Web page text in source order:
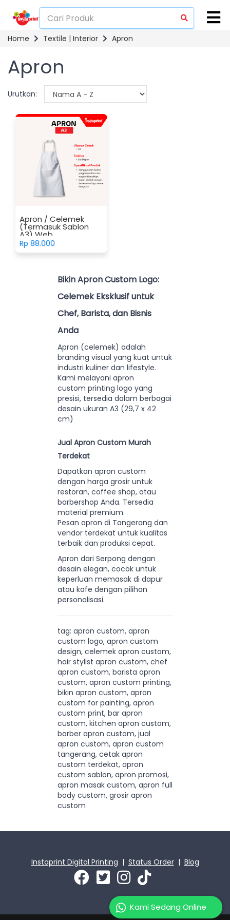
Home Textile | Interior Apron
Apron
Urutkan:
Apron / Celemek
(Termasuk Sablon
A3) Web
Rp 88.000
Bikin Apron Custom Logo:
Celemek Eksklusif untuk
Chef, Barista, dan Bisnis
Anda
Apron (celemek) adalah
branding visual yang kuat untuk
industri kuliner dan lifestyle.
Kami melayani apron
custom printing logo yang
presisi, tersedia dalam berbagai
desain ukuran A3 (29,7 x 42
cm)
Jual Apron Custom Murah
Terdekat
Dapatkan apron custom
dengan harga grosir untuk
restoran, coffee shop, atau
barbershop Anda. Tersedia
material premium.
Pesan apron di Tangerang dan
vendor terdekat untuk kualitas
terbaik dan produksi cepat.
Apron dari Serpong dengan
desain elegan, cocok untuk
keperluan memasak di dapur
atau kafe dengan pilihan
personalisasi.
tag: apron custom, apron
custom logo, apron custom
design, celemek apron custom,
hair stylist apron custom, chef
apron custom, barista apron
custom, apron custom printing,
bikin apron custom, apron
custom for painting, apron
custom print, bar apron
custom, kitchen apron custom,
barber apron custom, jual
apron custom, apron custom
tangerang, cetak apron
custom terdekat, apron
custom sablon, apron promosi,
apron masak custom, apron full
body custom, grosir apron
custom
Instaprint Digital Printing | Status Order| Blog
Kami Sedang Online